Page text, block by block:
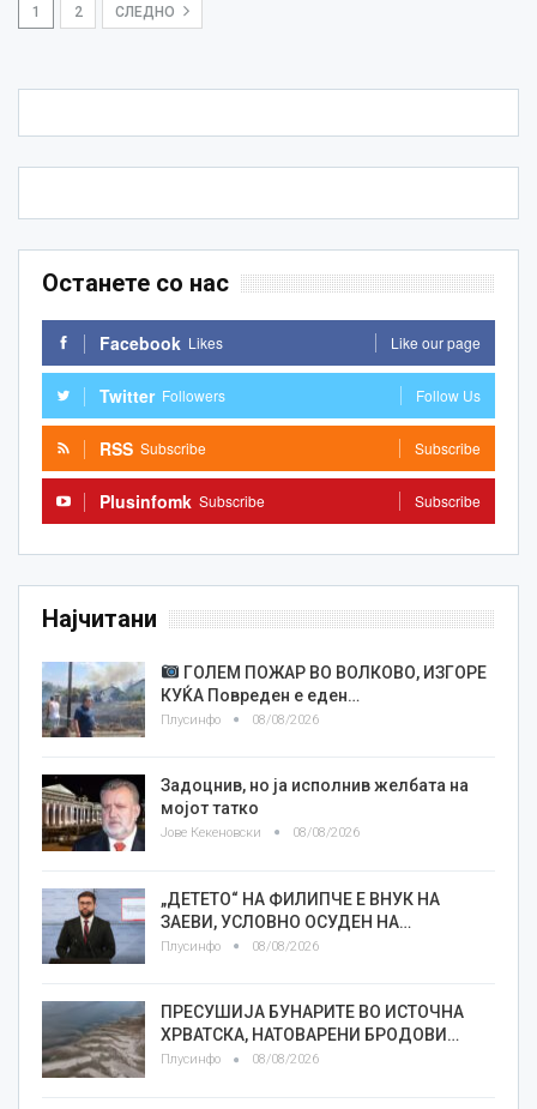
1 2 СЛЕДНО
Останете со нас
Facebook Likes Like our page
Twitter Followers Follow Us
RSS Subscribe Subscribe
Plusinfomk Subscribe Subscribe
Најчитани
ГОЛЕМ ПОЖАР ВО ВОЛКОВО, ИЗГОРЕ
КУЌА Повреден е еден…
Плусинфо 08/08/2026
Задоцнив, но ја исполнив желбата на
мојот татко
Јове Кекеновски 08/08/2026
„ДЕТЕТО“ НА ФИЛИПЧЕ Е ВНУК НА
ЗАЕВИ, УСЛОВНО ОСУДЕН НА…
Плусинфо 08/08/2026
ПРЕСУШИЈА БУНАРИТЕ ВО ИСТОЧНА
ХРВАТСКА, НАТОВАРЕНИ БРОДОВИ…
Плусинфо 08/08/2026